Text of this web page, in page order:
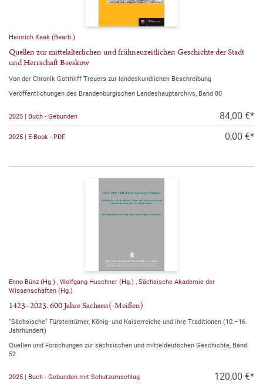
Heinrich Kaak (Bearb.)
Quellen zur mittelalterlichen und frühneuzeitlichen Geschichte der Stadt
und Herrschaft Beeskow
Von der Chronik Gotthilff Treuers zur landeskundlichen Beschreibung
Veröffentlichungen des Brandenburgischen Landeshauptarchivs, Band 80
2025 | Buch - Gebunden 84,00 €*
2025 | E-Book - PDF 0,00 €*
Enno Bünz (Hg.) , Wolfgang Huschner (Hg.) , Sächsische Akademie der
Wissenschaften (Hg.)
1423–2023. 600 Jahre Sachsen(-Meißen)
"Sächsische" Fürstentümer, König- und Kaiserreiche und ihre Traditionen (10.–16.
Jahrhundert)
Quellen und Forschungen zur sächsischen und mitteldeutschen Geschichte, Band
52
2025 | Buch - Gebunden mit Schutzumschlag 120,00 €*